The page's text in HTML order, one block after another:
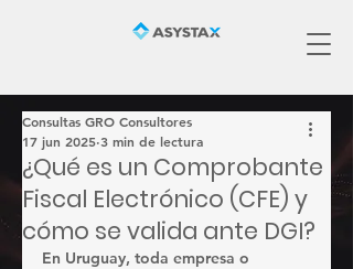
¿Qué es un Comprobante
Fiscal Electrónico (CFE) y
cómo se valida ante DGI?
Consultas GRO Consultores
17 jun 2025 3 min de lectura
En Uruguay, toda empresa o